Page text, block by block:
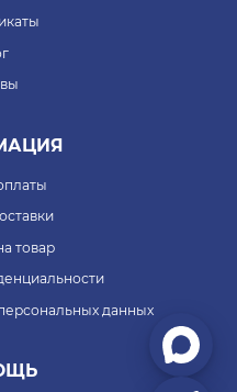
товар
данных